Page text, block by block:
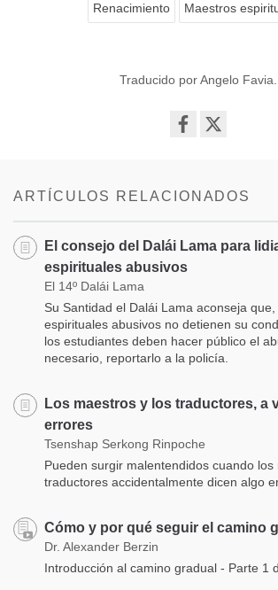
Renacimiento Maestros
Traducido por Angelo Favia.
ARTÍCULOS RELACIONADOS
El consejo del Dalái Lama para
espirituales abusivos
El 14º Dalái Lama
Su Santidad el Dalái Lama aconseja
espirituales abusivos no detienen su
los estudiantes deben hacer público el
necesario, reportarlo a la policía.
Los maestros y los traductores, a
errores
Tsenshap Serkong Rinpoche
Pueden surgir malentendidos cuando los
traductores accidentalmente dicen algo
Cómo y por qué seguir el camino
Dr. Alexander Berzin
Introducción al camino gradual - Parte 1